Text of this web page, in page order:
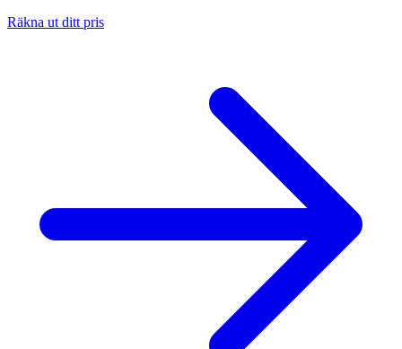
Räkna ut ditt pris